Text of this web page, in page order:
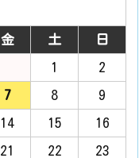
金 土 日
1 2
7 8 9
14 15 16
21 22 23